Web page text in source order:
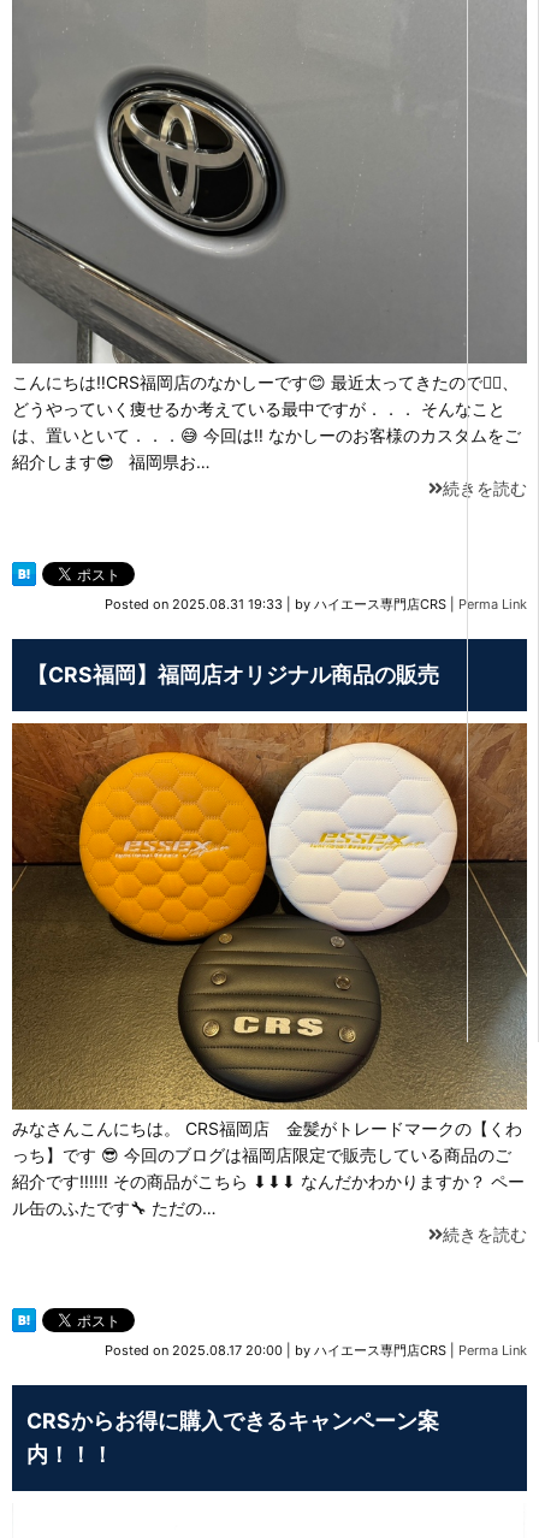
こんにちは‼CRS福岡店のなかしーです😊 最近太ってきたので🤦‍♂️、
どうやっていく痩せるか考えている最中ですが．．． そんなこと
は、置いといて．．．😅 今回は‼ なかしーのお客様のカスタムをご
紹介します😎 福岡県お…
続きを読む
Posted on 2025.08.31 19:33 by ハイエース専門店CRS Perma Link
【CRS福岡】福岡店オリジナル商品の販売
みなさんこんにちは。 CRS福岡店 金髪がトレードマークの【くわ
っち】です 😎 今回のブログは福岡店限定で販売している商品のご
紹介です‼‼‼ その商品がこちら ⬇⬇⬇ なんだかわかりますか？ ペー
ル缶のふたです🔧 ただの…
続きを読む
Posted on 2025.08.17 20:00 by ハイエース専門店CRS Perma Link
CRSからお得に購入できるキャンペーン案
内！！！